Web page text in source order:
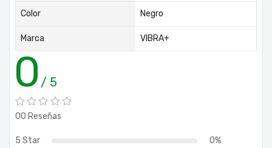
Color Negro
Marca VIBRA+
0 / 5
00 Reseñas
5 Star
0%